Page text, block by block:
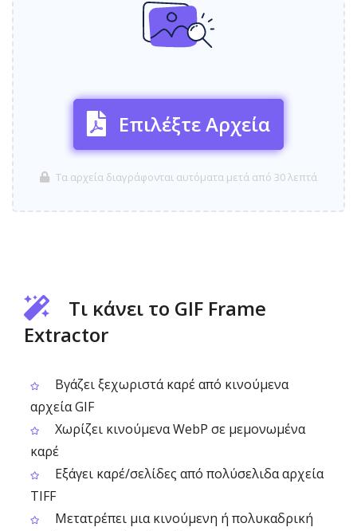
Επιλέξτε Αρχεία
Τα αρχεία διαγράφονται αυτόματα μετά από 30 λεπτά
Τι κάνει το GIF Frame
Extractor
Βγάζει ξεχωριστά καρέ από κινούμενα
αρχεία GIF
Χωρίζει κινούμενα WebP σε μεμονωμένα
καρέ
Εξάγει καρέ/σελίδες από πολύσελιδα αρχεία
TIFF
Μετατρέπει μια κινούμενη ή πολυκαδρική